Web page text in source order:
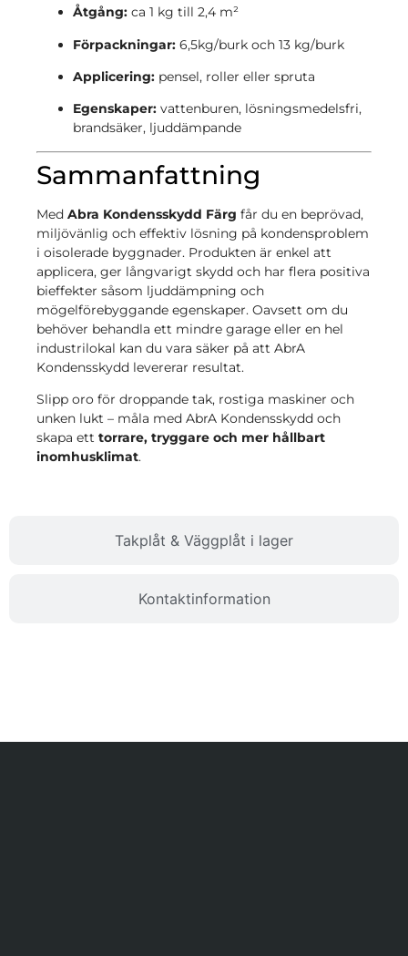
Takplåt & Väggplåt i lager
Kontaktinformation
Åtgång: ca 1 kg till 2,4 m²
Förpackningar: 6,5kg/burk och 13 kg/burk
Applicering: pensel, roller eller spruta
Egenskaper: vattenburen, lösningsmedelsfri,
brandsäker, ljuddämpande
Sammanfattning
Med Abra Kondensskydd Färg får du en beprövad,
miljövänlig och effektiv lösning på kondensproblem
i oisolerade byggnader. Produkten är enkel att
applicera, ger långvarigt skydd och har flera positiva
bieffekter såsom ljuddämpning och
mögelförebyggande egenskaper. Oavsett om du
behöver behandla ett mindre garage eller en hel
industrilokal kan du vara säker på att AbrA
Kondensskydd levererar resultat.
Slipp oro för droppande tak, rostiga maskiner och
unken lukt – måla med AbrA Kondensskydd och
skapa ett torrare, tryggare och mer hållbart
inomhusklimat.